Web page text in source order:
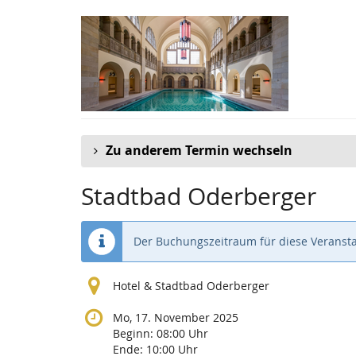
Zu anderem Termin wechseln
Stadtbad Oderberger
Der Buchungszeitraum für diese
Hotel & Stadtbad Oderberger
Mo, 17. November 2025
Beginn: 08:00 Uhr
Ende: 10:00 Uhr